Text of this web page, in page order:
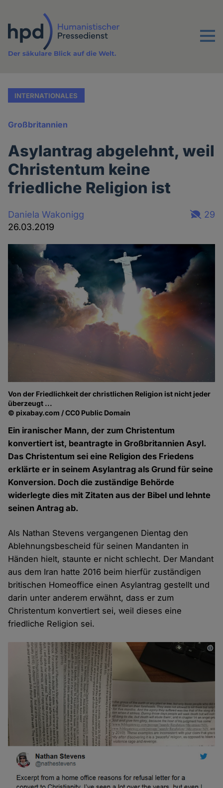
Inhalt
Menu
Der säkulare Blick auf die Welt.
INTERNATIONALES
Großbritannien
Asylantrag abgelehnt, weil
Christentum keine
friedliche Religion ist
Daniela Wakonigg
26.03.2019
29
Von der Friedlichkeit der christlichen Religion ist nicht jeder
überzeugt ...
© pixabay.com / CC0 Public Domain
Ein iranischer Mann, der zum Christentum
konvertiert ist, beantragte in Großbritannien Asyl.
Das Christentum sei eine Religion des Friedens
erklärte er in seinem Asylantrag als Grund für seine
Konversion. Doch die zuständige Behörde
widerlegte dies mit Zitaten aus der Bibel und lehnte
seinen Antrag ab.
Als Nathan Stevens vergangenen Dientag den
Ablehnungsbescheid für seinen Mandanten in
Händen hielt, staunte er nicht schlecht. Der Mandant
aus dem Iran hatte 2016 beim hierfür zuständigen
britischen Homeoffice einen Asylantrag gestellt und
darin unter anderem erwähnt, dass er zum
Christentum konvertiert sei, weil dieses eine
friedliche Religion sei.